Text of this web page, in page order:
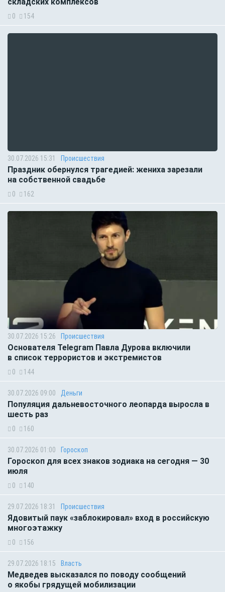
0 154
30.07.2026 15:31 Происшествия
Праздник обернулся трагедией: жениха зарезали
на собственной свадьбе
0 162
30.07.2026 15:26 Происшествия
Основателя Telegram Павла Дурова включили
в список террористов и экстремистов
0 144
30.07.2026 09:00 Деньги
Популяция дальневосточного леопарда выросла в
шесть раз
0 160
30.07.2026 01:00 Гороскоп
Гороскоп для всех знаков зодиака на сегодня — 30
июля
0 140
29.07.2026 18:31 Происшествия
Ядовитый паук «заблокировал» вход в российскую
многоэтажку
0 156
29.07.2026 18:15 Власть
Медведев высказался по поводу сообщений
о якобы грядущей мобилизации